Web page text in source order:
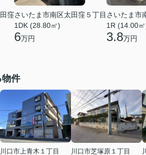
窪さいたま市南区太田窪５丁目
1DK (28.80㎡)
6万円
さいたま市
1R (14.00
3.8万円
物件
川口市上青木１丁目
川口市芝塚原１丁目